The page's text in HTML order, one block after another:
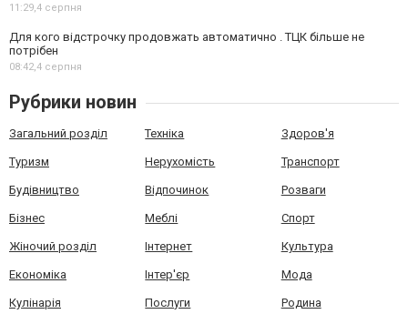
11:29,4 серпня
Для кого відстрочку продовжать автоматично . ТЦК більше не
потрібен
08:42,4 серпня
Рубрики новин
Загальний розділ Техніка Здоров'я
Туризм Нерухомість Транспорт
Будівництво Відпочинок Розваги
Бізнес Меблі Спорт
Жіночий розділ Інтернет Культура
Економіка Інтер'єр Мода
Кулінарія Послуги Родина